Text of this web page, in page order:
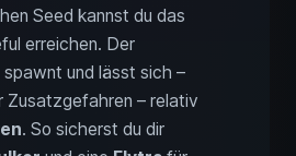
Seed kannst du das
erreichen. Der
spawnt und lässt sich –
Zusatzgefahren – relativ
. So sicherst du dir